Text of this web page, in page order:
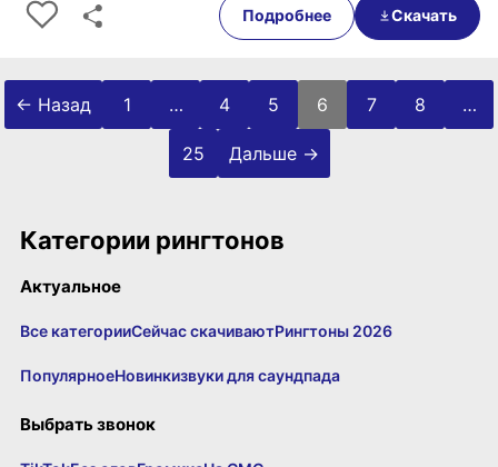
Подробнее Скачать
Пагинация записей
← Назад 1 … 4 5 6 7 8 …
25 Дальше →
Категории рингтонов
Актуальное
Все категорииСейчас скачиваютРингтоны 2026
ПопулярноеНовинкизвуки для саундпада
Выбрать звонок